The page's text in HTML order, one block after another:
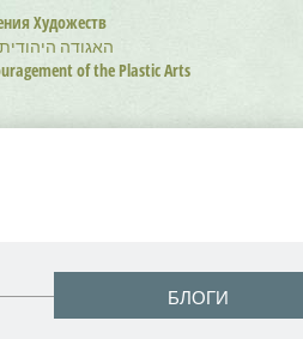
Художеств
האגודה
of the Plastic Arts
БЛОГИ